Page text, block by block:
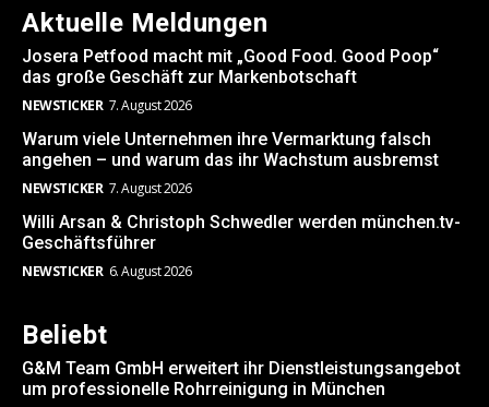
Aktuelle Meldungen
Josera Petfood macht mit „Good Food. Good Poop“
das große Geschäft zur Markenbotschaft
NEWSTICKER 7. August 2026
Warum viele Unternehmen ihre Vermarktung falsch
angehen – und warum das ihr Wachstum ausbremst
NEWSTICKER 7. August 2026
Willi Arsan & Christoph Schwedler werden münchen.tv-
Geschäftsführer
NEWSTICKER 6. August 2026
Beliebt
G&M Team GmbH erweitert ihr Dienstleistungsangebot
um professionelle Rohrreinigung in München